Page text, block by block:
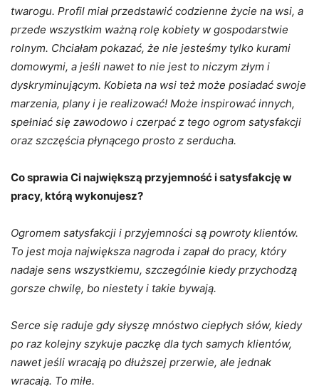
twarogu. Profil miał przedstawić codzienne życie na wsi, a
przede wszystkim ważną rolę kobiety w gospodarstwie
rolnym. Chciałam pokazać, że nie jesteśmy tylko kurami
domowymi, a jeśli nawet to nie jest to niczym złym i
dyskryminującym. Kobieta na wsi też może posiadać swoje
marzenia, plany i je realizować! Może inspirować innych,
spełniać się zawodowo i czerpać z tego ogrom satysfakcji
oraz szczęścia płynącego prosto z serducha.
Co sprawia Ci największą przyjemność i satysfakcję w
pracy, którą wykonujesz?
Ogromem satysfakcji i przyjemności są powroty klientów.
To jest moja największa nagroda i zapał do pracy, który
nadaje sens wszystkiemu, szczególnie kiedy przychodzą
gorsze chwilę, bo niestety i takie bywają.
Serce się raduje gdy słyszę mnóstwo ciepłych słów, kiedy
po raz kolejny szykuje paczkę dla tych samych klientów,
nawet jeśli wracają po dłuższej przerwie, ale jednak
wracają. To miłe.